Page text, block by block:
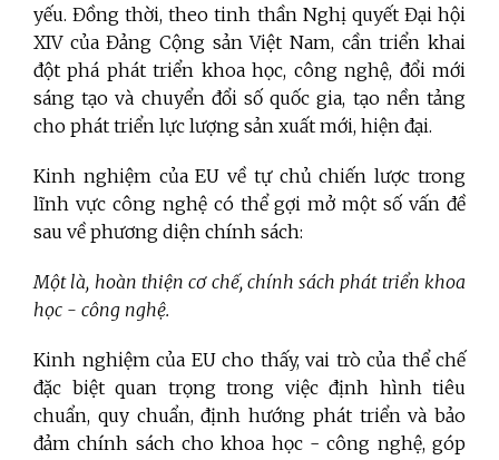
yếu. Đồng thời, theo tinh thần Nghị quyết Đại hội
XIV của Đảng Cộng sản Việt Nam, cần triển khai
đột phá phát triển khoa học, công nghệ, đổi mới
sáng tạo và chuyển đổi số quốc gia, tạo nền tảng
cho phát triển lực lượng sản xuất mới, hiện đại.
Kinh nghiệm của EU về tự chủ chiến lược trong
lĩnh vực công nghệ có thể gợi mở một số vấn đề
sau về phương diện chính sách:
Một là, hoàn thiện cơ chế, chính sách phát triển khoa
học - công nghệ.
Kinh nghiệm của EU cho thấy, vai trò của thể chế
đặc biệt quan trọng trong việc định hình tiêu
chuẩn, quy chuẩn, định hướng phát triển và bảo
đảm chính sách cho khoa học - công nghệ, góp